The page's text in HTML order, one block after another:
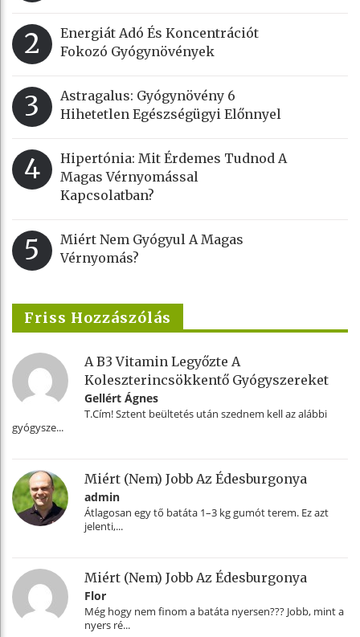
2
Energiát Adó És Koncentrációt
Fokozó Gyógynövények
3
Astragalus: Gyógynövény 6
Hihetetlen Egészségügyi Előnnyel
4
Hipertónia: Mit Érdemes Tudnod A
Magas Vérnyomással
Kapcsolatban?
5
Miért Nem Gyógyul A Magas
Vérnyomás?
Friss Hozzászólás
A B3 Vitamin Legyőzte A
Koleszterincsökkentő Gyógyszereket
Gellért Ágnes
T.Cím! Sztent beültetés után szednem kell az alábbi
gyógysze...
Miért (nem) Jobb Az Édesburgonya
admin
Átlagosan egy tő batáta 1–3 kg gumót terem. Ez azt
jelenti,...
Miért (nem) Jobb Az Édesburgonya
Flor
Még hogy nem finom a batáta nyersen??? Jobb, mint a
nyers ré...